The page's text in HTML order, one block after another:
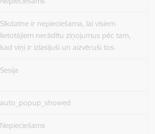
Sīkdatne ir nepieciešama, lai visiem
lietotājiem nerādītu ziņojumus pēc tam,
kad viņi ir izlasījuši un aizvēruši tos.
Sesija
auto_popup_showed
Nepieciešams